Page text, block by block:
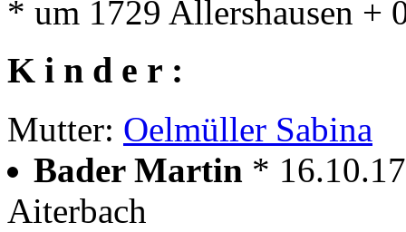
* um 1729 Allershausen +
K i n d e r :
Mutter: Oelmüller Sabina
Bader Martin *
Aiterbach